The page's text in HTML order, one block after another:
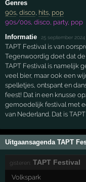
Genres
90s ,disco hits pop
90s/00s, disco, party, pop
Informatie
25 september 2024
TAPT Festival is van
Tegenwoordig doet dat
TAPT Festival is namelijk
veel bier, maar ook een
spelletjes, ontspant en
feest! Dat in een knusse
gemoedelijk festival met
van Nederland. Dat is
Uitgaansagenda TAPT
gisteren: TAPT Festival
Volkspark